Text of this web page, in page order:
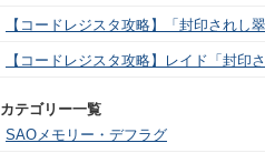
【コードレジスタ攻略】「封印され
【コードレジスタ攻略】レイド「封
カテゴリー一覧
SAOメモリー・デフラグ